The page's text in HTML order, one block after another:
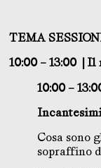
TEMA
10:00 – 13:00 |
10:00 –
Cosa sono
sopraffino